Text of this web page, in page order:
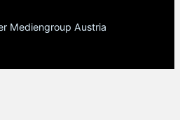
Mediengroup Austria